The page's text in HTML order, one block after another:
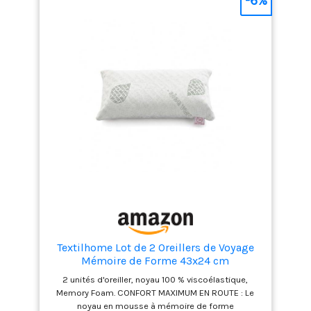
S'adapte naturellement. Réduit la fatigue des
vertèbres cervicales Compagnon de voyage :
l'oreiller de voyage est conçu avec une boucle de
suspension. Si votre valise est pleine, vous pouvez
facilement l'attacher à l'extérieur de la valise, ce qui
chance de communiquer avec vous
Textilhome Lot de 2 Oreillers de Voyage
Mémoire de Forme 43x24 cm
2 unités d'oreiller, noyau 100 % viscoélastique,
Memory Foam. CONFORT MAXIMUM EN ROUTE : Le
noyau en mousse à mémoire de forme